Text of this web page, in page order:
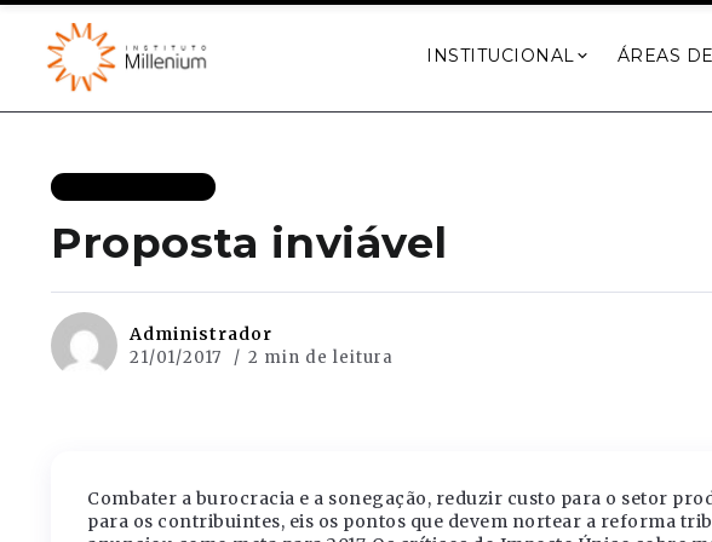
INSTITUCIONAL ÁREAS
Proposta inviável
Administrador
21/01/2017 2 min de leitura
Combater a burocracia e a sonegação, reduzir custo para o setor
para os contribuintes, eis os pontos que devem nortear a reforma